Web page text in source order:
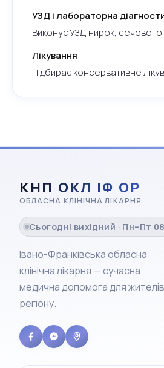
УЗД і лабораторна
Виконує УЗД нирок, сечового
Лікування
Підбирає консервативне
КНП ОКЛ ІФ ОР
ОБЛАСНА КЛІНІЧНА ЛІКАРНЯ
Сьогодні вихідний · Пн–Пт
Івано-Франківська обласна
клінічна лікарня — сучасна
медична допомога для жителів
регіону.